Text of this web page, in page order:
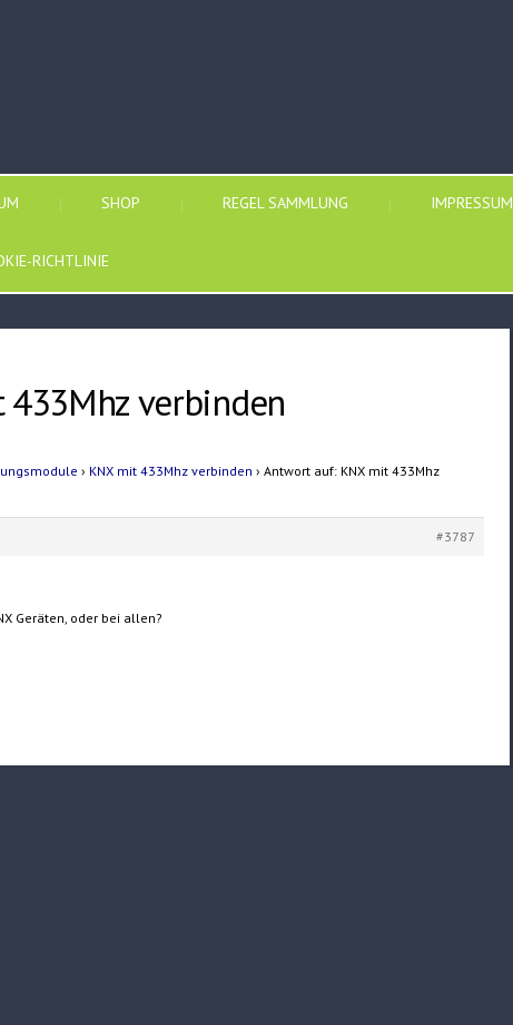
SHOP REGEL SAMMLUNG IMPRESSUM
RICHTLINIE
verbinden
› KNX mit 433Mhz verbinden › Antwort auf: KNX mit 433Mhz
#3787
Geräten, oder bei allen?